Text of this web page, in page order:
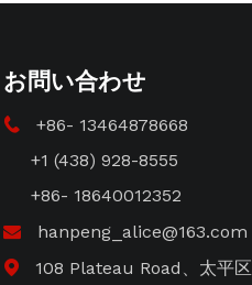
お問い合わせ

+86- 13464878668
+1 (438) 928-8555
+86- 18640012352
 hanpeng_alice@163.com
 108 Plateau Road、太平区